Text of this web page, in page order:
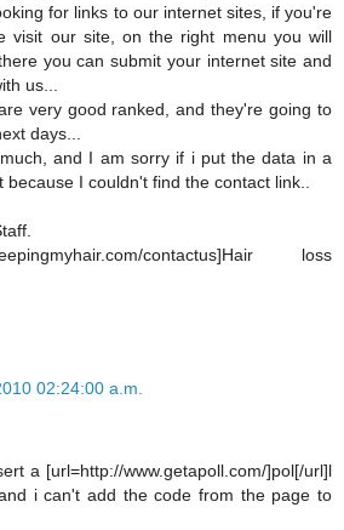
for links to our internet sites, if you're
visit our site, on the right menu you will
you can submit your internet site and
us...
very good ranked, and they're going to
days...
and I am sorry if i put the data in a
I couldn't find the contact link..
contactus]Hair loss
02:24:00 a.m.
a [url=http://www.getapoll.com/]pol[/url]l
i can't add the code from the page to